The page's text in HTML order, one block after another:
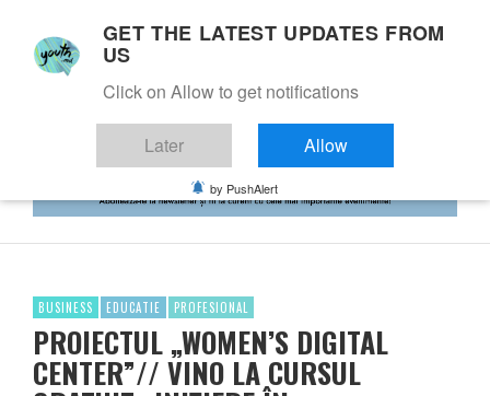
BUSINESS EDUCATIE PROFESIONAL
PROIECTUL „WOMEN’S DIGITAL
CENTER”// VINO LA CURSUL
GET THE LATEST UPDATES FROM
US
Click on Allow to get notifications
Later Allow
by PushAlert